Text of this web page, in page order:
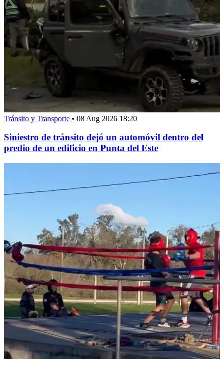
Tránsito y Transporte • 08 Aug 2026 18:20
Siniestro de tránsito dejó un automóvil dentro del
predio de un edificio en Punta del Este